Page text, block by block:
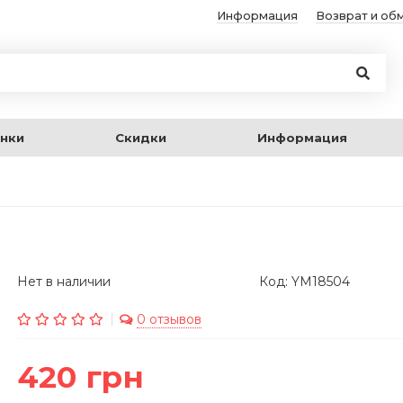
Информация Возврат и
Скидки Информация
Нет в наличии Код: YM18504
0 отзывов
420 грн